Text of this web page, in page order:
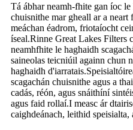
Tá ábhar neamh-fhite gan íoc
chuisnithe mar gheall ar a neart
meáchan éadrom, friotaíocht
íseal.Rinne Great Lakes Filters
neamhfhite le haghaidh
saineolas teicniúil againn chun
haghaidh
scagachán chuisnithe agus a
cadás, réón, agus snáithíní
agus faid rollaí.I measc ár
caighdeánach, leithid speisialta,